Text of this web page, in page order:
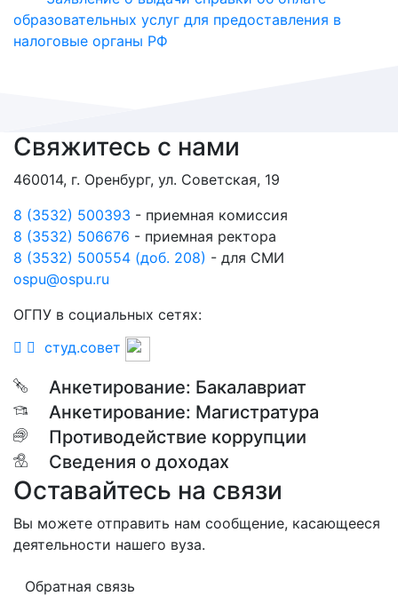
образовательных услуг для предоставления в
налоговые органы РФ
Свяжитесь с нами
460014, г. Оренбург, ул. Советская, 19
8 (3532) 500393 - приемная комиссия
8 (3532) 506676 - приемная ректора
8 (3532) 500554 (доб. 208) - для СМИ
ospu@ospu.ru
ОГПУ в социальных сетях:
студ.совет
Анкетирование: Бакалавриат
Анкетирование: Магистратура
Противодействие коррупции
Сведения о доходах
Оставайтесь на связи
Вы можете отправить нам сообщение, касающееся
деятельности нашего вуза.
Обратная связь